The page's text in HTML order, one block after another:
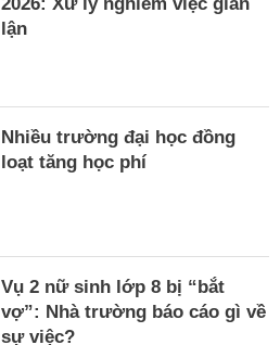
lận
Nhiều trường đại học đồng
loạt tăng học phí
Vụ 2 nữ sinh lớp 8 bị “bắt
vợ”: Nhà trường báo cáo gì về
sự việc?